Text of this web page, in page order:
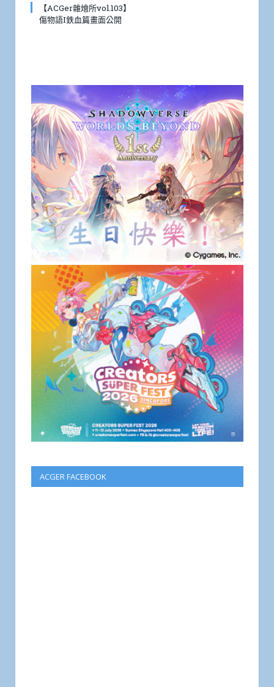
【ACGer雜燴所vol.103】
傷物語I鉄血篇畫面公開
ACGER FACEBOOK